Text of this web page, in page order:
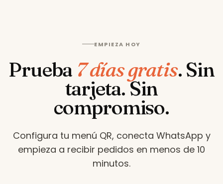
EMPIEZA HOY
Prueba 7 días gratis. Sin
tarjeta. Sin
compromiso.
Configura tu menú QR, conecta WhatsApp y
empieza a recibir pedidos en menos de 10
minutos.